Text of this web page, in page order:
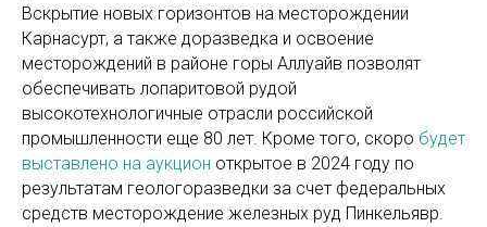
Вскрытие новых горизонтов на месторождении
Карнасурт, а также доразведка и освоение
месторождений в районе горы Аллуайв позволят
обеспечивать лопаритовой рудой
высокотехнологичные отрасли российской
промышленности еще 80 лет. Кроме того, скоро будет
выставлено на аукцион открытое в 2024 году по
результатам геологоразведки за счет федеральных
средств месторождение железных руд Пинкельявр.